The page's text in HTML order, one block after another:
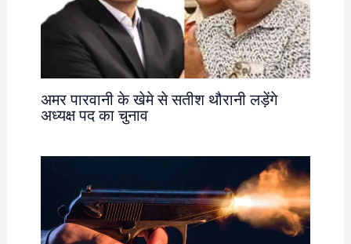
अमर पारवानी के खेमे से सतीश थौरानी लड़ेंगे
अध्यक्ष पद का चुनाव